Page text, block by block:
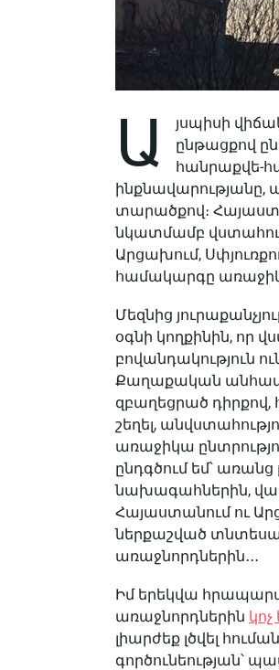
Ա
յսպիսի
ընթացքով
հանրաքվե-
ինքնավարությանը,
տարածքով։
նկատմամբ
Արցախում,
համակարգը առաջիկա
Մեզնից
օգնի կողքինին,
բովանդակություն
Քաղաքական
զբաղեցրած
շեղել,
առաջիկա
ընդգծում եմ՝
նախագահներին,
Հայաստանում ու
ներքաշված
առաջնորդներին․․․
Իմ երեկվա
առաջնորդներին կոչ
լիարժեք լծվել
գործունեության՝